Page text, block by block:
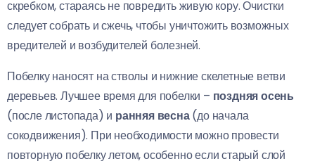
скребком, стараясь не повредить живую кору. Очистки
следует собрать и сжечь, чтобы уничтожить возможных
вредителей и возбудителей болезней.
Побелку наносят на стволы и нижние скелетные ветви
деревьев. Лучшее время для побелки – поздняя осень
(после листопада) и ранняя весна(до начала
сокодвижения). При необходимости можно провести
повторную побелку летом, особенно если старый слой